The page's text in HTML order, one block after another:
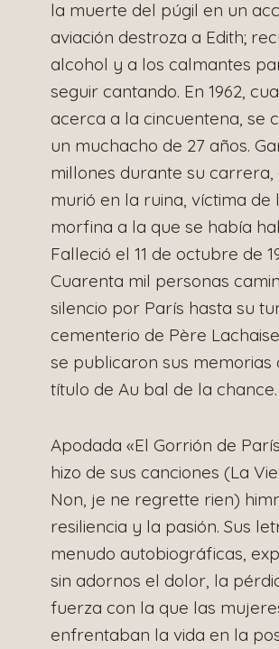
la muerte del púgil en un
aviación destroza a Edith;
alcohol y a los calmantes
seguir cantando. En 1962,
acerca a la cincuentena, se
un muchacho de 27 años.
millones durante su carrera,
murió en la ruina, víctima de
morfina a la que se había
Falleció el 11 de octubre de
Cuarenta mil personas
silencio por París hasta su
cementerio de Père
se publicaron sus memorias
título de Au bal de la chance.
Apodada «El Gorrión de
hizo de sus canciones (La
Non, je ne regrette rien)
resiliencia y la pasión. Sus
menudo autobiográficas,
sin adornos el dolor, la
fuerza con la que las
enfrentaban la vida en la